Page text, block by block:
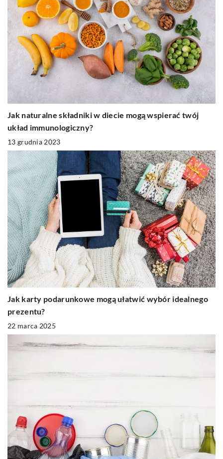
Jak naturalne składniki w diecie mogą wspierać twój
układ immunologiczny?
13 grudnia 2023
Jak karty podarunkowe mogą ułatwić wybór idealnego
prezentu?
22 marca 2025